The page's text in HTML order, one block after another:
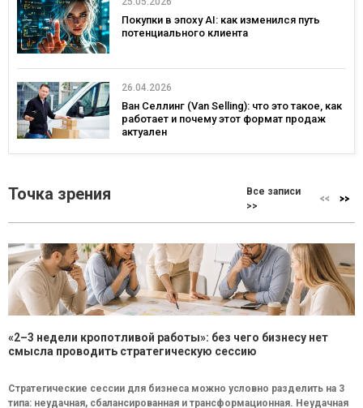
Покупки в эпоху AI: как изменился путь
потенциального клиента
26.04.2026
Ван Селлинг (Van Selling): что это такое, как
работает и почему этот формат продаж
актуален
Точка зрения
Все записи
>>
«2–3 недели кропотливой работы»: без чего бизнесу нет
смысла проводить стратегическую сессию
Стратегические сессии для бизнеса можно условно разделить на 3
типа: неудачная, сбалансированная и трансформационная. Неудачная